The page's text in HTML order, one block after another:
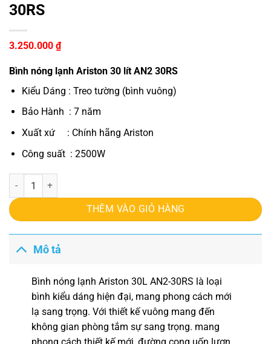
30RS
3.250.000 ₫
Bình nóng lạnh Ariston 30 lít AN2 30RS
Kiểu Dáng : Treo tường (bình vuông)
Bảo Hành : 7 năm
Xuất xứ : Chính hãng Ariston
Công suất : 2500W
Bình nóng lạnh Ariston 30L AN2-30RS số lượng
THÊM VÀO GIỎ HÀNG
Mô tả
Bình nóng lạnh Ariston 30L AN2-30RS là loại
bình kiểu dáng hiện đại, mang phong cách mới
lạ sang trọng. Với thiết kế vuông mang đến
không gian phòng tắm sự sang trọng. mang